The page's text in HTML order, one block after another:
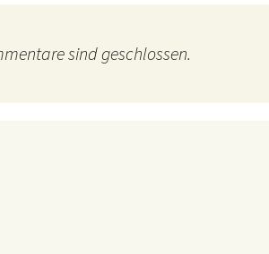
sind geschlossen.